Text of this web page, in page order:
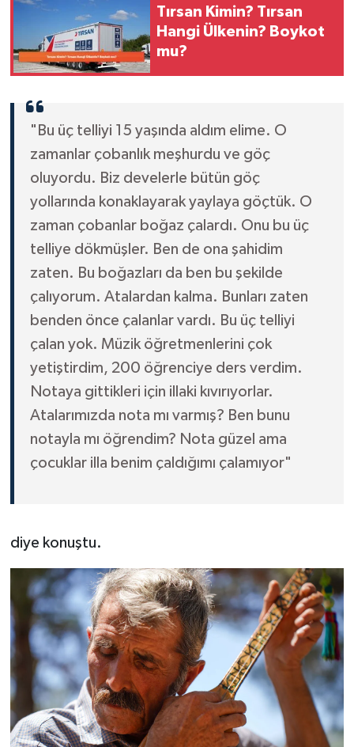
Tırsan Kimin? Tırsan
Hangi Ülkenin? Boykot
mu?
"Bu üç telliyi 15 yaşında aldım elime. O
zamanlar çobanlık meşhurdu ve göç
oluyordu. Biz develerle bütün göç
yollarında konaklayarak yaylaya göçtük. O
zaman çobanlar boğaz çalardı. Onu bu üç
telliye dökmüşler. Ben de ona şahidim
zaten. Bu boğazları da ben bu şekilde
çalıyorum. Atalardan kalma. Bunları zaten
benden önce çalanlar vardı. Bu üç telliyi
çalan yok. Müzik öğretmenlerini çok
yetiştirdim, 200 öğrenciye ders verdim.
Notaya gittikleri için illaki kıvırıyorlar.
Atalarımızda nota mı varmış? Ben bunu
notayla mı öğrendim? Nota güzel ama
çocuklar illa benim çaldığımı çalamıyor"
diye konuştu.